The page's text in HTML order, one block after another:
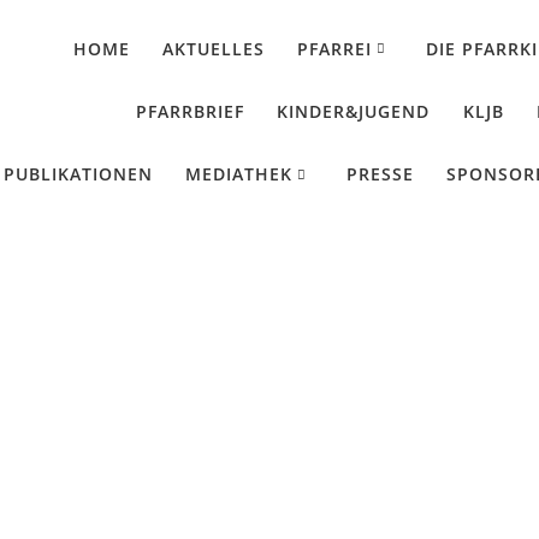
HOME AKTUELLES PFARREI DIE
PFARRBRIEF KINDER&JUGEND KLJB
PUBLIKATIONEN MEDIATHEK PRESSE